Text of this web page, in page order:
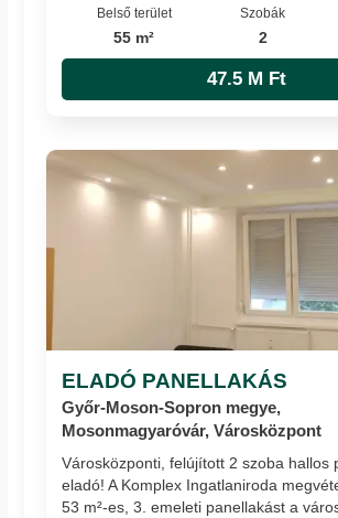
Belső terület
55 m²
Szobák
2
47.5 M Ft
ELADÓ PANELLAKÁS
Győr-Moson-Sopron megye,
Mosonmagyaróvár, Városközpont
Városközponti, felújított 2 szoba hallos
eladó! A Komplex Ingatlaniroda
53 m²-es, 3. emeleti panellakást a